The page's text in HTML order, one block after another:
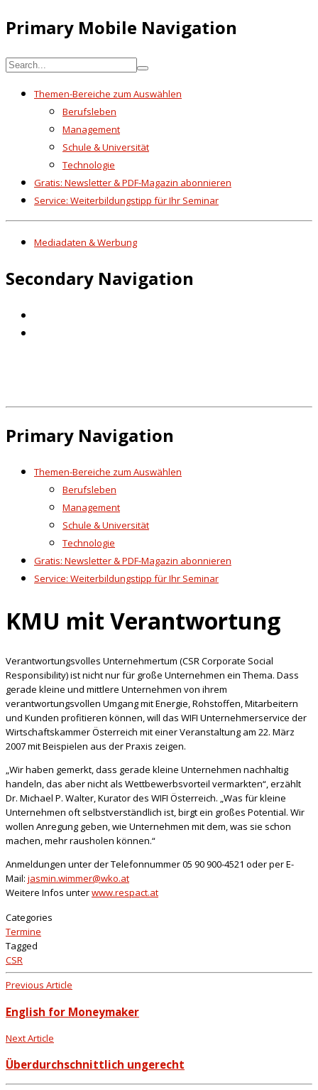
Primary Mobile Navigation
Themen-Bereiche zum Auswählen
Berufsleben
Management
Schule & Universität
Technologie
Gratis: Newsletter & PDF-Magazin abonnieren
Service: Weiterbildungstipp für Ihr Seminar
Mediadaten & Werbung
Secondary Navigation
Primary Navigation
Themen-Bereiche zum Auswählen
Berufsleben
Management
Schule & Universität
Technologie
Gratis: Newsletter & PDF-Magazin abonnieren
Service: Weiterbildungstipp für Ihr Seminar
KMU mit Verantwortung
Verantwortungsvolles Unternehmertum (CSR Corporate Social
Responsibility) ist nicht nur für große Unternehmen ein Thema. Dass
gerade kleine und mittlere Unternehmen von ihrem
verantwortungsvollen Umgang mit Energie, Rohstoffen, Mitarbeitern
und Kunden profitieren können, will das WIFI Unternehmerservice der
Wirtschaftskammer Österreich mit einer Veranstaltung am 22. März
2007 mit Beispielen aus der Praxis zeigen.
„Wir haben gemerkt, dass gerade kleine Unternehmen nachhaltig
handeln, das aber nicht als Wettbewerbsvorteil vermarkten“, erzählt
Dr. Michael P. Walter, Kurator des WIFI Österreich. „Was für kleine
Unternehmen oft selbstverständlich ist, birgt ein großes Potential. Wir
wollen Anregung geben, wie Unternehmen mit dem, was sie schon
machen, mehr rausholen können.“
Anmeldungen unter der Telefonnummer 05 90 900-4521 oder per E-
Mail: jasmin.wimmer@wko.at
Weitere Infos unterwww.respact.at
Categories
Termine
Tagged
CSR
Previous Article
English for Moneymaker
Next Article
Überdurchschnittlich ungerecht